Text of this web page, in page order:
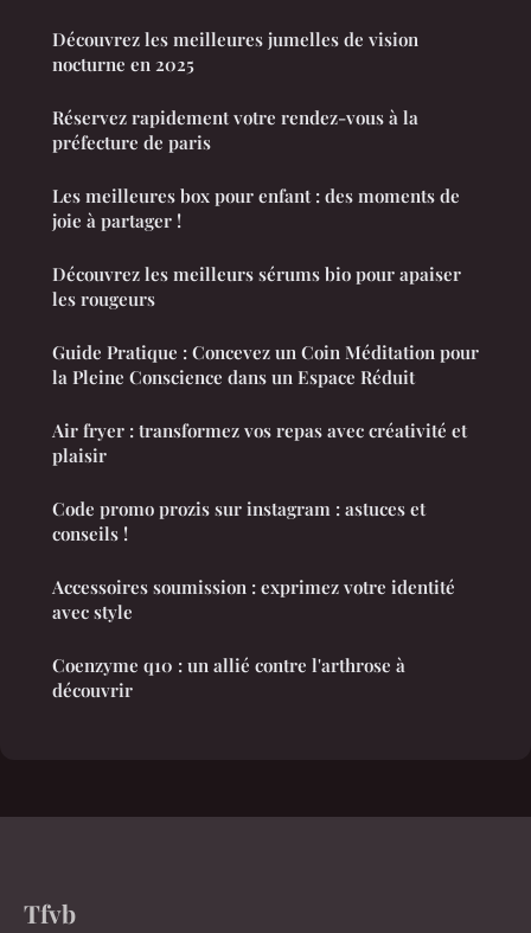
Découvrez les meilleures jumelles de vision
nocturne en 2025
Réservez rapidement votre rendez-vous à la
préfecture de paris
Les meilleures box pour enfant : des moments de
joie à partager !
Découvrez les meilleurs sérums bio pour apaiser
les rougeurs
Guide Pratique : Concevez un Coin Méditation pour
la Pleine Conscience dans un Espace Réduit
Air fryer : transformez vos repas avec créativité et
plaisir
Code promo prozis sur instagram : astuces et
conseils !
Accessoires soumission : exprimez votre identité
avec style
Coenzyme q10 : un allié contre l'arthrose à
découvrir
Tfvb